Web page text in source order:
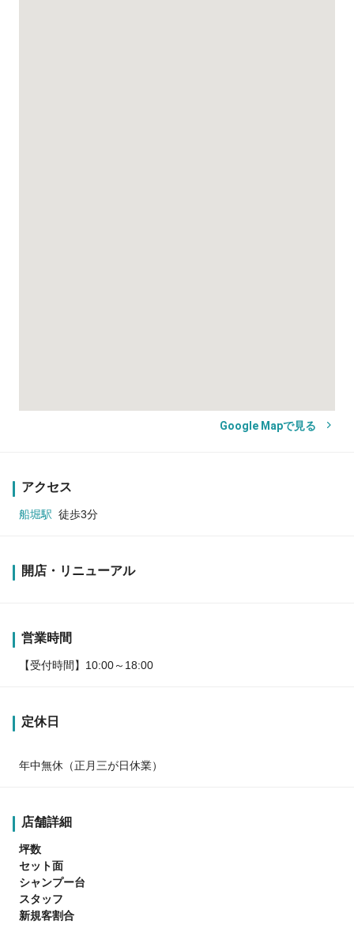
Google Mapで見る
アクセス
船堀駅 徒歩3分
開店・リニューアル
営業時間
【受付時間】10:00～18:00
定休日
年中無休（正月三が日休業）
店舗詳細
坪数
セット面
シャンプー台
スタッフ
新規客割合